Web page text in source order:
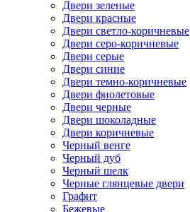
Двери зеленые
Двери красные
Двери светло-коричневые
Двери серо-коричневые
Двери серые
Двери синие
Двери темно-коричневые
Двери фиолетовые
Двери черные
Двери шоколадные
Двери коричневые
Черный венге
Черный дуб
Черный шелк
Черные глянцевые двери
Графит
Бежевые